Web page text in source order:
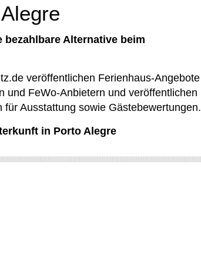
Alternative beim
veröffentlichen Ferienhaus-Angebote
und FeWo-Anbietern und veröffentlichen
Ausstattung sowie Gästebewertungen.
in Porto Alegre